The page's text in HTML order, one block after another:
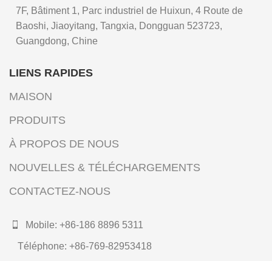
7F, Bâtiment 1, Parc industriel de Huixun, 4 Route de
Baoshi, Jiaoyitang, Tangxia, Dongguan 523723,
Guangdong, Chine
LIENS RAPIDES
MAISON
PRODUITS
À PROPOS DE NOUS
NOUVELLES & TÉLÉCHARGEMENTS
CONTACTEZ-NOUS
Mobile: +86-186 8896 5311
Téléphone: +86-769-82953418